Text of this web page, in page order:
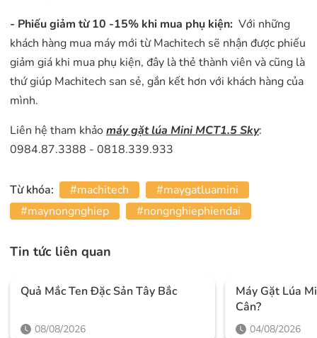
- Phiếu giảm từ 10 -15% khi mua phụ kiện: Với những
khách hàng mua máy mới từ Machitech sẽ nhận được phiếu
giảm giá khi mua phụ kiện, đây là thẻ thành viên và cũng là
thứ giúp Machitech san sẻ, gắn kết hơn với khách hàng của
mình.
Liên hệ tham khảomáy gặt lúa Mini MCT1.5 Sky:
0984.87.3388 - 0818.339.933
Từ khóa: #machitech
#maygatluamini
#maynongnghiep
#nongnghiephiendai
Tin tức liên quan
Quả Mắc Ten Đặc Sản Tây Bắc
08/08/2026
Máy Gặt Lúa
Cân?
04/08/2026